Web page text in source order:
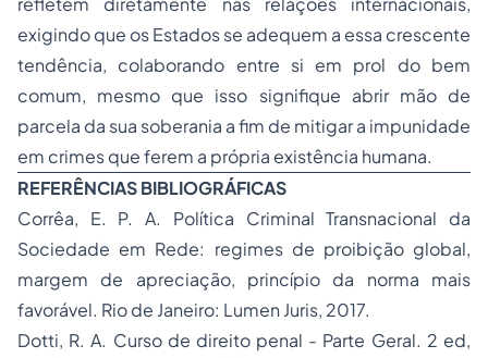
exigindo que os Estados se adequem a essa crescente
tendência, colaborando entre si em prol do bem
comum, mesmo que isso signifique abrir mão de
parcela da sua soberania a fim de mitigar a impunidade
em crimes que ferem a própria existência humana.
REFERÊNCIAS BIBLIOGRÁFICAS
Corrêa, E. P. A. Política Criminal Transnacional da
Sociedade em Rede: regimes de proibição global,
margem de apreciação, princípio da norma mais
favorável. Rio de Janeiro: Lumen Juris, 2017.
Dotti, R. A. Curso de direito penal - Parte Geral. 2 ed,